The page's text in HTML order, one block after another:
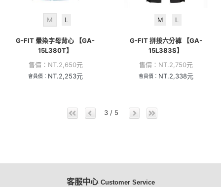
M L
G-FIT 暈染字母背心 【GA-
15L380T】
售價： NT.2,650元
會員價： NT.2,253元
M L
G-FIT 拼接六分褲 【GA-
15L383S】
售價： NT.2,750元
會員價： NT.2,338元
3 / 5
客服中心 Customer Service